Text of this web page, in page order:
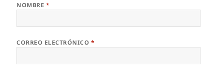
NOMBRE *
CORREO ELECTRÓNICO *